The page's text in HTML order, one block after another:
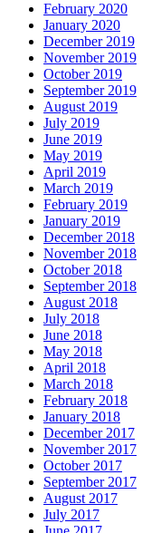
February 2020
January 2020
December 2019
November 2019
October 2019
September 2019
August 2019
July 2019
June 2019
May 2019
April 2019
March 2019
February 2019
January 2019
December 2018
November 2018
October 2018
September 2018
August 2018
July 2018
June 2018
May 2018
April 2018
March 2018
February 2018
January 2018
December 2017
November 2017
October 2017
September 2017
August 2017
July 2017